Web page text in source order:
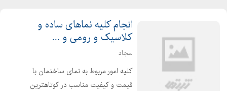
انجام کلیه نماهای ساده و
کلاسیک و رومی و ...
سجاد
کلیه امور مربوط به نمای ساختمان با
قیمت و کیفیت مناسب در کوتاهترین